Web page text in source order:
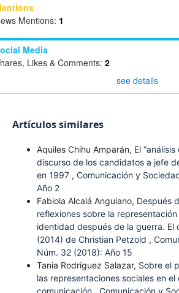
Mentions: 1
Media
Likes & Comments: 2
see details
Artículos similares
Aquiles Chihu Amparán, El
discurso de los candidatos a jefe
en 1997 , Comunicación y
Año 2
Fabiola Alcalá Anguiano, Después
reflexiones sobre la
identidad después de la guerra. El
(2014) de Christian Petzold ,
Núm. 32 (2018): Año 15
Tania Rodríguez Salazar, Sobre el
las representaciones sociales en el